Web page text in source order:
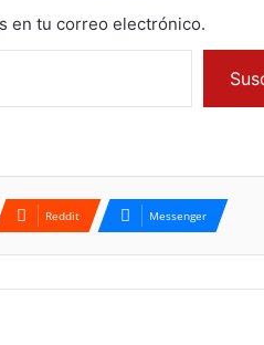
en tu correo electrónico.
Reddit Messenger